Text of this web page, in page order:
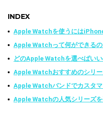
INDEX
Apple Watchを使うには
Apple Watchって何ができるの
どのApple Watchを選べばいい
Apple Watchおすすめのシリー
Apple Watchバンドでカスタ
Apple Watchの人気シリーズを